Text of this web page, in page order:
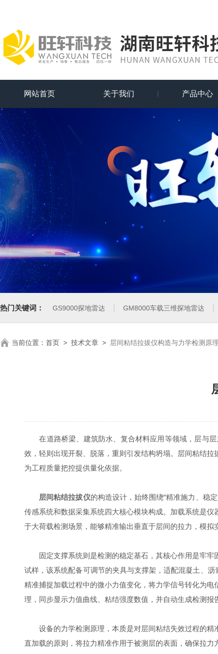
网站首页 关于我们 产品中心
热门关键词： GS9000探地雷达 GM8000车载三维探地雷达
当前位置： 首页 > 技术文章 > 层间粘结拉拔仪构造与力学检测原
在道路桥梁、建筑防水、复合材料应用等领域，层与层
效，轻则出现开裂、脱落，重则引发结构坍塌。层间粘结
为工程质量把控提供量化依据。
层间粘结拉拔仪的构造设计，始终围绕“精准施力、稳
传感系统和数据采集系统四大核心模块构成。加载系统是
于大荷载检测场景，能够精准输出垂直于层间的拉力，模
固定支撑系统则是检测的稳定基石，其核心作用是牢牢
试样，该系统配备可调节的夹具与支撑架，适配混凝土、
精准捕捉加载过程中的微小力值变化，将力学信号转化为
理，同步显示力值曲线、粘结强度数值，并自动生成检测
设备的力学检测原理，本质是对层间粘结失效过程的精
直加载的原则，将拉力精准作用于被测层的表面，确保拉